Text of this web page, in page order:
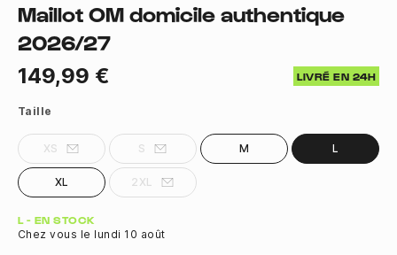
Maillot OM domicile authentique
2026/27
149,99 € LIVRÉ EN 24H
Taille
XS S M L
XL 2XL
Quantité
L - EN STOCK
Chez vous le lundi 10 août